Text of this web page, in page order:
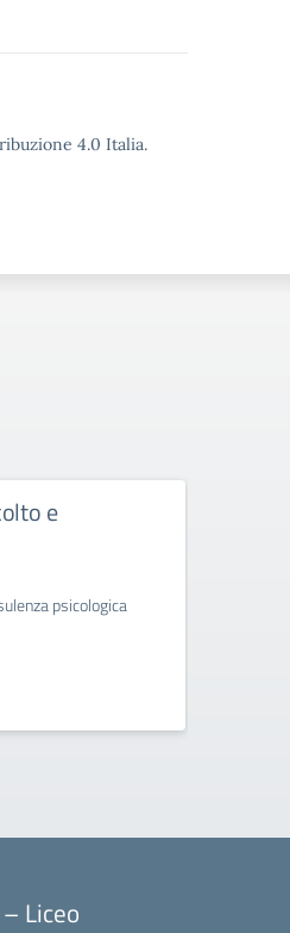
4.0 Italia.
e
psicologica
Liceo